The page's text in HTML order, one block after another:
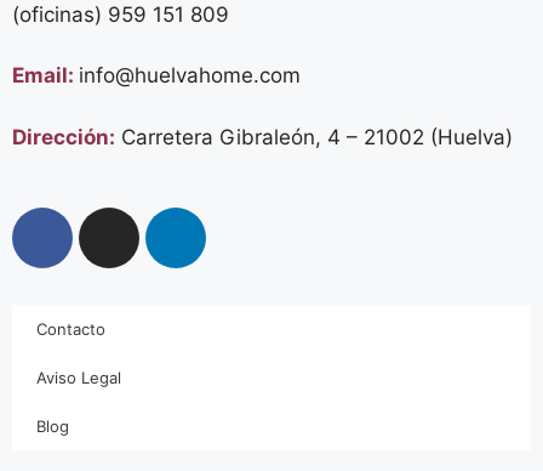
(oficinas) 959 151 809
Email: info@huelvahome.com
Dirección: Carretera Gibraleón, 4 – 21002 (Huelva)
Contacto
Aviso Legal
Blog